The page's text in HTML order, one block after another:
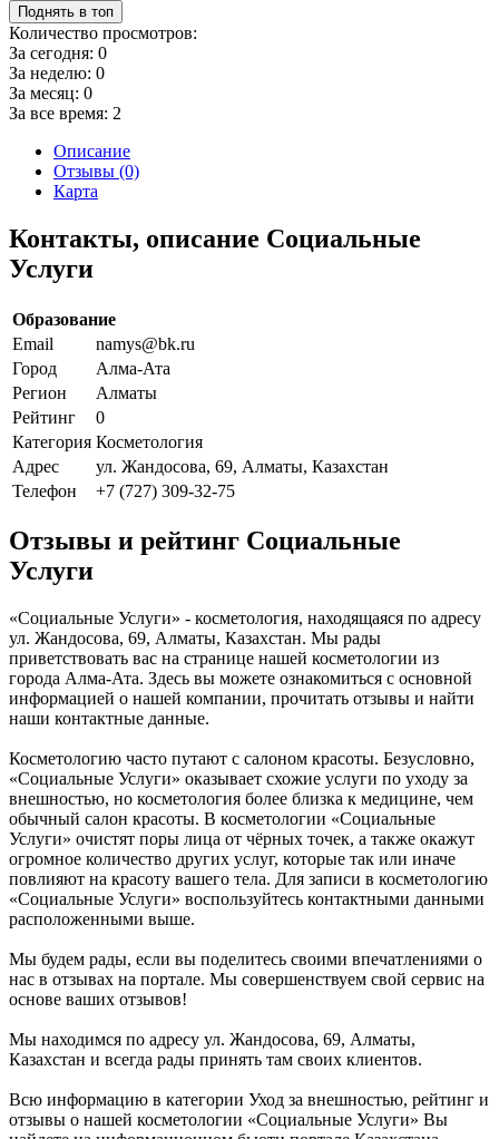
Поднять в топ
Количество просмотров:
За сегодня: 0
За неделю: 0
За месяц: 0
За все время: 2
Описание
Отзывы (0)
Карта
Контакты, описание Социальные
Услуги
Образование
Email
namys@bk.ru
Город
Алма-Ата
Регион
Алматы
Рейтинг
0
Категория Косметология
Адрес
ул. Жандосова, 69, Алматы, Казахстан
Телефон
+7 (727) 309-32-75
Отзывы и рейтинг Социальные
Услуги
«Социальные Услуги» - косметология, находящаяся по адресу
ул. Жандосова, 69, Алматы, Казахстан. Мы рады
приветствовать вас на странице нашей косметологии из
города Алма-Ата. Здесь вы можете ознакомиться с основной
информацией о нашей компании, прочитать отзывы и найти
наши контактные данные.
Косметологию часто путают с салоном красоты. Безусловно,
«Социальные Услуги» оказывает схожие услуги по уходу за
внешностью, но косметология более близка к медицине, чем
обычный салон красоты. В косметологии «Социальные
Услуги» очистят поры лица от чёрных точек, а также окажут
огромное количество других услуг, которые так или иначе
повлияют на красоту вашего тела. Для записи в косметологию
«Социальные Услуги» воспользуйтесь контактными данными
расположенными выше.
Мы будем рады, если вы поделитесь своими впечатлениями о
нас в отзывах на портале. Мы совершенствуем свой сервис на
основе ваших отзывов!
Мы находимся по адресу ул. Жандосова, 69, Алматы,
Казахстан и всегда рады принять там своих клиентов.
Всю информацию в категории Уход за внешностью, рейтинг и
отзывы о нашей косметологии «Социальные Услуги» Вы